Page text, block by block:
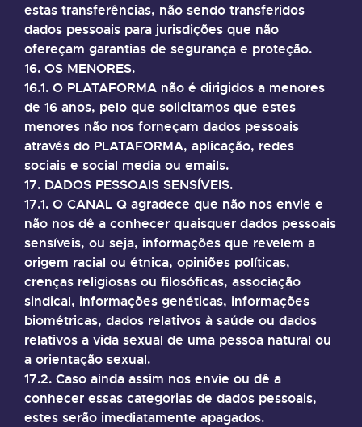
estas transferências, não sendo transferidos
dados pessoais para jurisdições que não
ofereçam garantias de segurança e proteção.
16. OS MENORES.
16.1. O PLATAFORMA não é dirigidos a menores
de 16 anos, pelo que solicitamos que estes
menores não nos forneçam dados pessoais
através do PLATAFORMA, aplicação, redes
sociais e social media ou emails.
17. DADOS PESSOAIS SENSÍVEIS.
17.1. O CANAL Q agradece que não nos envie e
não nos dê a conhecer quaisquer dados pessoais
sensíveis, ou seja, informações que revelem a
origem racial ou étnica, opiniões políticas,
crenças religiosas ou filosóficas, associação
sindical, informações genéticas, informações
biométricas, dados relativos à saúde ou dados
relativos a vida sexual de uma pessoa natural ou
a orientação sexual.
17.2. Caso ainda assim nos envie ou dê a
conhecer essas categorias de dados pessoais,
estes serão imediatamente apagados.